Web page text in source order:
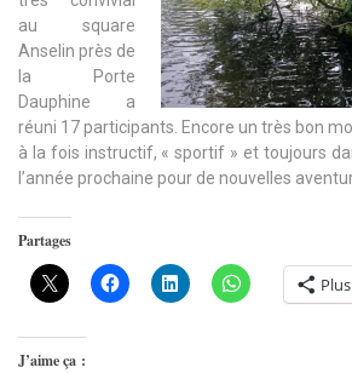
au square
Anselin près de
la Porte
Dauphine a
réuni 17 participants. Encore un très bon
à la fois instructif, « sportif » et toujours
l’année prochaine pour de nouvelles
Partages
Plus
J’aime ça :